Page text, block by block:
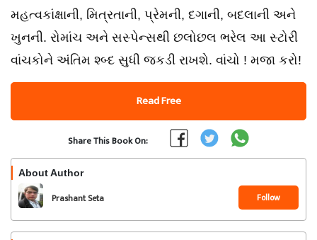
મહત્વકાંક્ષાની, મિત્રતાની, પ્રેમની, દગાની, બદલાની અને
ખુનની. રોમાંચ અને સસ્પેન્સથી છલોછલ ભરેલ આ સ્ટોરી
વાંચકોને અંતિમ શ્બ્દ સુધી જકડી રાખશે. વાંચો ! મજા કરો!
Read Free
Share This Book On:
About Author
Prashant Seta Follow